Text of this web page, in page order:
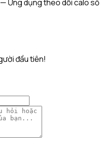
Ứng dụng theo dõi calo số
đầu tiên!